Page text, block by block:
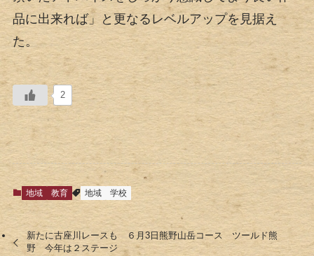
品に出来れば」と更なるレベルアップを見据え
た。
2
地域 教育 地域 学校
新たに古座川レースも ６月3日熊野山岳コース ツールド熊
野 今年は２ステージ